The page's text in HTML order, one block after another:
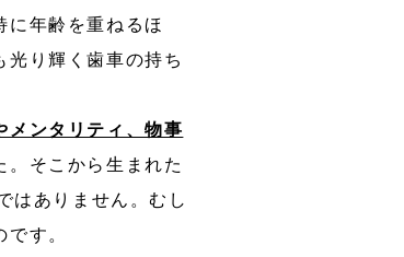
に年齢を重ねるほ
光り輝く歯車の持ち
メンタリティ、物事
。そこから生まれた
はありません。むし
す。